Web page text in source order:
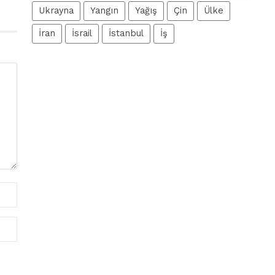
Ukrayna Yangın Yağış Çin Ülke
İran İsrail İstanbul İş